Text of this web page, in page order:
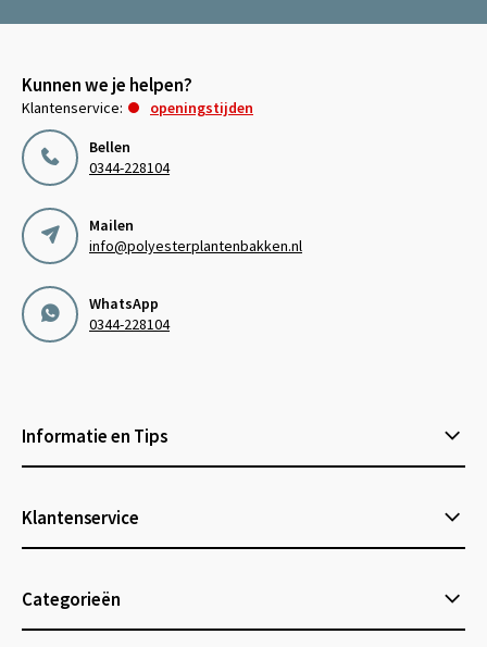
Kunnen we je helpen?
Klantenservice:
openingstijden
Bellen
0344-228104
Mailen
info@polyesterplantenbakken.nl
WhatsApp
0344-228104
Informatie en Tips
Klantenservice
Categorieën